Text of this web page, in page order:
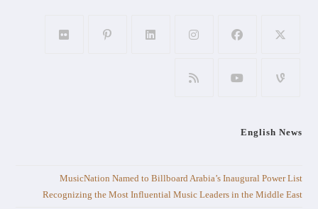
English News
MusicNation Named to Billboard Arabia’s Inaugural Power List
Recognizing the Most Influential Music Leaders in the Middle East